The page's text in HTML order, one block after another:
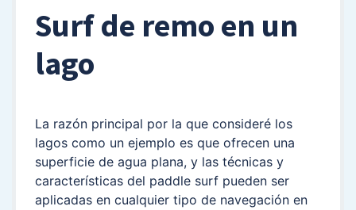
Surf de remo en un
lago
La razón principal por la que consideré los
lagos como un ejemplo es que ofrecen una
superficie de agua plana, y las técnicas y
características del paddle surf pueden ser
aplicadas en cualquier tipo de navegación en